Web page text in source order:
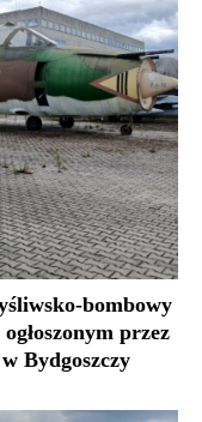
bombowy
przez
Bydgoszczy